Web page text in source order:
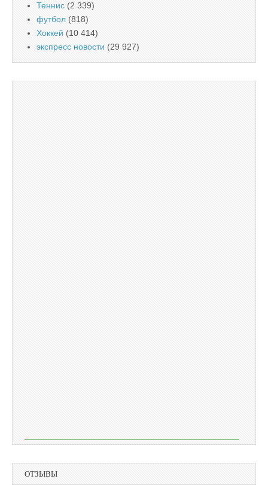
Теннис (2 339)
футбол (818)
Хоккей (10 414)
экспресс новости (29 927)
ОТЗЫВЫ